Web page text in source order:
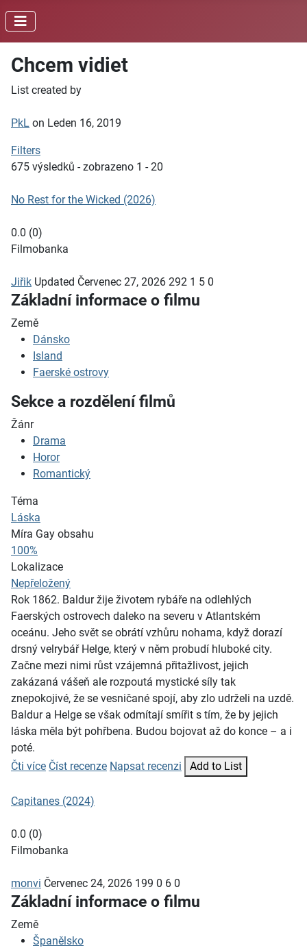
Chcem vidiet
List created by
PkL on Leden 16, 2019
Filters
675 výsledků - zobrazeno 1 - 20
No Rest for the Wicked (2026)
0.0 (0)
Filmobanka
Jiřik Updated Červenec 27, 2026 292 1 5 0
Základní informace o filmu
Země
Dánsko
Island
Faerské ostrovy
Sekce a rozdělení filmů
Žánr
Drama
Horor
Romantický
Téma
Láska
Míra Gay obsahu
100%
Lokalizace
Nepřeložený
Rok 1862. Baldur žije životem rybáře na odlehlých
Faerských ostrovech daleko na severu v Atlantském
oceánu. Jeho svět se obrátí vzhůru nohama, když dorazí
drsný velrybář Helge, který v něm probudí hluboké city.
Začne mezi nimi růst vzájemná přitažlivost, jejich
zakázaná vášeň ale rozpoutá mystické síly tak
znepokojivé, že se vesničané spojí, aby zlo udrželi na uzdě.
Baldur a Helge se však odmítají smířit s tím, že by jejich
láska měla být pohřbena. Budou bojovat až do konce – a i
poté.
Čti více Číst recenze Napsat recenzi Add to List
Capitanes (2024)
0.0 (0)
Filmobanka
monvi Červenec 24, 2026 199 0 6 0
Základní informace o filmu
Země
Španělsko